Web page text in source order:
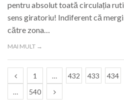
pentru absolut toată circulația
sens giratoriu! Indiferent că
către zona…
MAI MULT →
1 … 432 433 434
…
540